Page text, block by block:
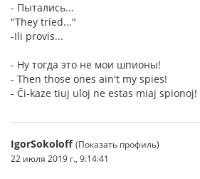
- Пытались...
"They tried..."
-Ili provis...
- Ну тогда это не мои шпионы!
- Then those ones ain't my spies!
- Ĉi-kaze tiuj uloj ne estas miaj spionoj!
IgorSokoloff (Показать профиль)
22 июля 2019 г., 9:14:41